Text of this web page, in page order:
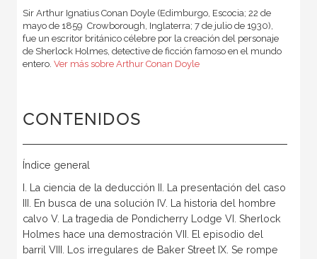
Sir Arthur Ignatius Conan Doyle (Edimburgo, Escocia; 22 de
mayo de 1859  Crowborough, Inglaterra; 7 de julio de 1930),
fue un escritor británico célebre por la creación del personaje
de Sherlock Holmes, detective de ficción famoso en el mundo
entero. Ver más sobre Arthur Conan Doyle
CONTENIDOS
Índice general
I. La ciencia de la deducción II. La presentación del caso
III. En busca de una solución IV. La historia del hombre
calvo V. La tragedia de Pondicherry Lodge VI. Sherlock
Holmes hace una demostración VII. El episodio del
barril VIII. Los irregulares de Baker Street IX. Se rompe